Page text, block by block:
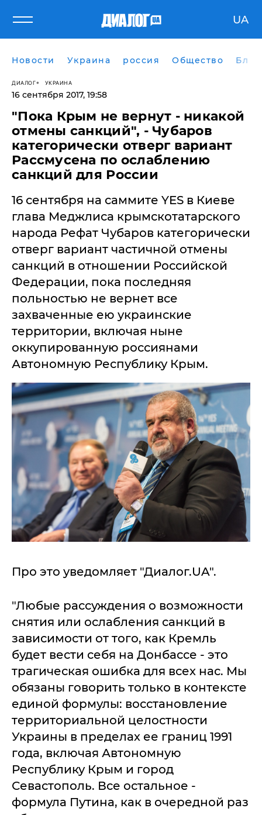
UA
Новости Украина россия Общество
ДИАЛОГ УКРАИНА
16 сентября 2017, 19:58
"Пока Крым не вернут - никакой
отмены санкций", - Чубаров
категорически отверг вариант
Рассмусена по ослаблению
санкций для России
16 сентября на саммите YES в Киеве
глава Меджлиса крымскотатарского
народа Рефат Чубаров категорически
отверг вариант частичной отмены
санкций в отношении Российской
Федерации, пока последняя
польностью не вернет все
захваченные ею украинские
территории, включая ныне
оккупированную россиянами
Автономную Республику Крым.
Про это уведомляет "Диалог.UA".
"Любые рассуждения о возможности
снятия или ослабления санкций в
зависимости от того, как Кремль
будет вести себя на Донбассе - это
трагическая ошибка для всех нас. Мы
обязаны говорить только в контексте
единой формулы: восстановление
территориальной целостности
Украины в пределах ее границ 1991
года, включая Автономную
Республику Крым и город
Севастополь. Все остальное -
формула Путина, как в очередной раз